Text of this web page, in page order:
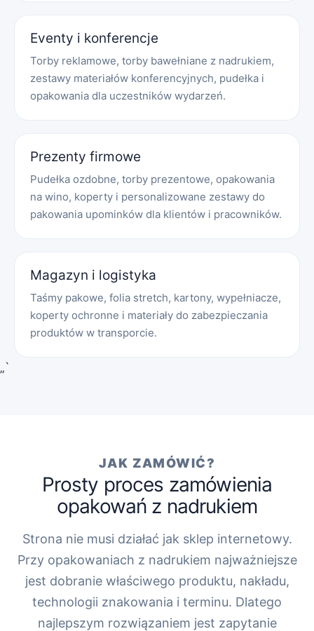
Eventy i konferencje
Torby reklamowe, torby bawełniane z nadrukiem,
zestawy materiałów konferencyjnych, pudełka i
opakowania dla uczestników wydarzeń.
Prezenty firmowe
Pudełka ozdobne, torby prezentowe, opakowania
na wino, koperty i personalizowane zestawy do
pakowania upominków dla klientów i pracowników.
Magazyn i logistyka
Taśmy pakowe, folia stretch, kartony, wypełniacze,
koperty ochronne i materiały do zabezpieczania
produktów w transporcie.
„`
JAK ZAMÓWIĆ?
Prosty proces zamówienia
opakowań z nadrukiem
Strona nie musi działać jak sklep internetowy.
Przy opakowaniach z nadrukiem najważniejsze
jest dobranie właściwego produktu, nakładu,
technologii znakowania i terminu. Dlatego
najlepszym rozwiązaniem jest zapytanie